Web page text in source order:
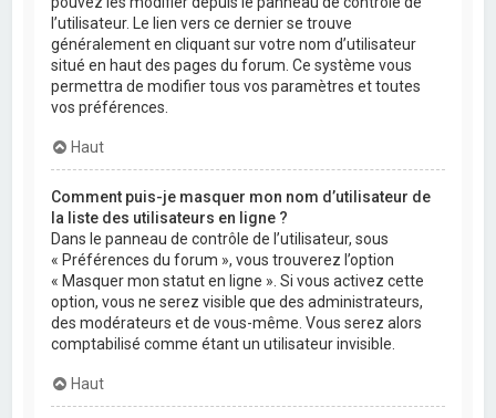
l’utilisateur. Le lien vers ce dernier se trouve
généralement en cliquant sur votre nom d’utilisateur
situé en haut des pages du forum. Ce système vous
permettra de modifier tous vos paramètres et toutes
vos préférences.
Haut
Comment puis-je masquer mon nom d’utilisateur de
la liste des utilisateurs en ligne ?
Dans le panneau de contrôle de l’utilisateur, sous
« Préférences du forum », vous trouverez l’option
« Masquer mon statut en ligne ». Si vous activez cette
option, vous ne serez visible que des administrateurs,
des modérateurs et de vous-même. Vous serez alors
comptabilisé comme étant un utilisateur invisible.
Haut